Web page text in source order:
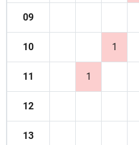
09
10 1
11 1
12
13